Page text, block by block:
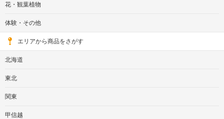
花・観葉植物
体験・その他
エリアから商品をさがす
北海道
東北
関東
甲信越